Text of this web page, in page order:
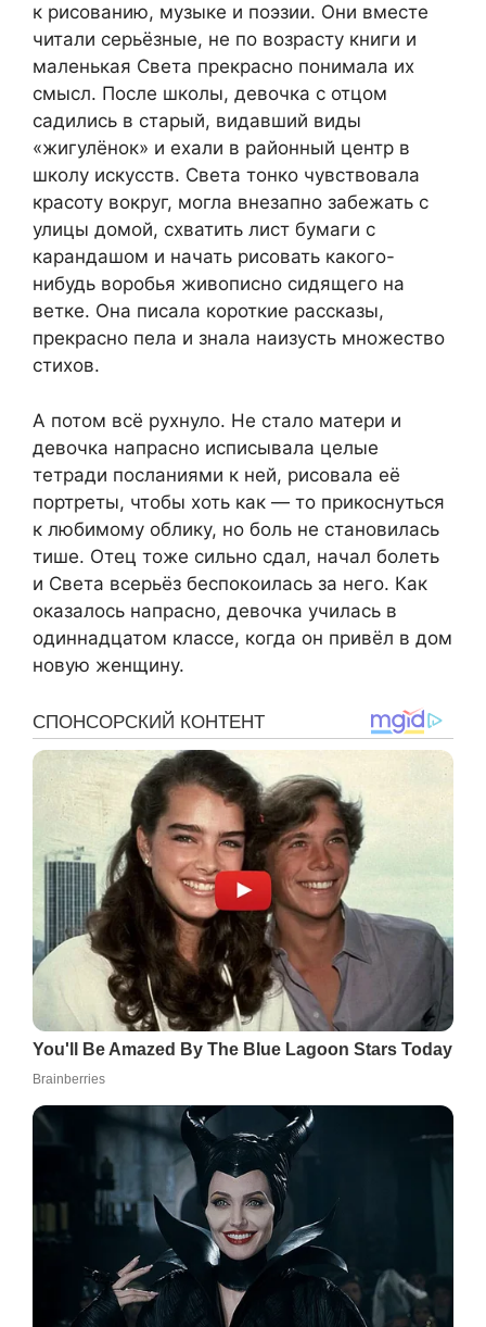
к рисованию, музыке и поэзии. Они вместе
читали серьёзные, не по возрасту книги и
маленькая Света прекрасно понимала их
смысл. После школы, девочка с отцом
садились в старый, видавший виды
«жигулёнок» и ехали в районный центр в
школу искусств. Света тонко чувствовала
красоту вокруг, могла внезапно забежать с
улицы домой, схватить лист бумаги с
карандашом и начать рисовать какого-
нибудь воробья живописно сидящего на
ветке. Она писала короткие рассказы,
прекрасно пела и знала наизусть множество
стихов.
А потом всё рухнуло. Не стало матери и
девочка напрасно исписывала целые
тетради посланиями к ней, рисовала её
портреты, чтобы хоть как — то прикоснуться
к любимому облику, но боль не становилась
тише. Отец тоже сильно сдал, начал болеть
и Света всерьёз беспокоилась за него. Как
оказалось напрасно, девочка училась в
одиннадцатом классе, когда он привёл в дом
новую женщину.